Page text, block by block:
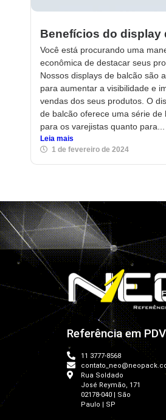
Benefícios do display
Você está procurando uma
econômica de destacar seus
Nossos displays de balcão são
para aumentar a visibilidade e
vendas dos seus produtos. O
de balcão oferece uma série de
para os varejistas quanto para...
Leia mais
1 de fevereiro de 2024
Referência em
11 3777-8568
Rua Soldado
José Reymão, 171
02178-040 | São
Paulo | SP